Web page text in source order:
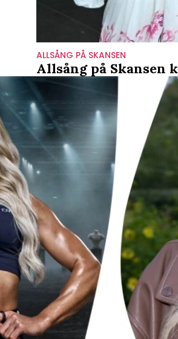
ALLSÅNG PÅ SKANSEN
Allsång på Skansen